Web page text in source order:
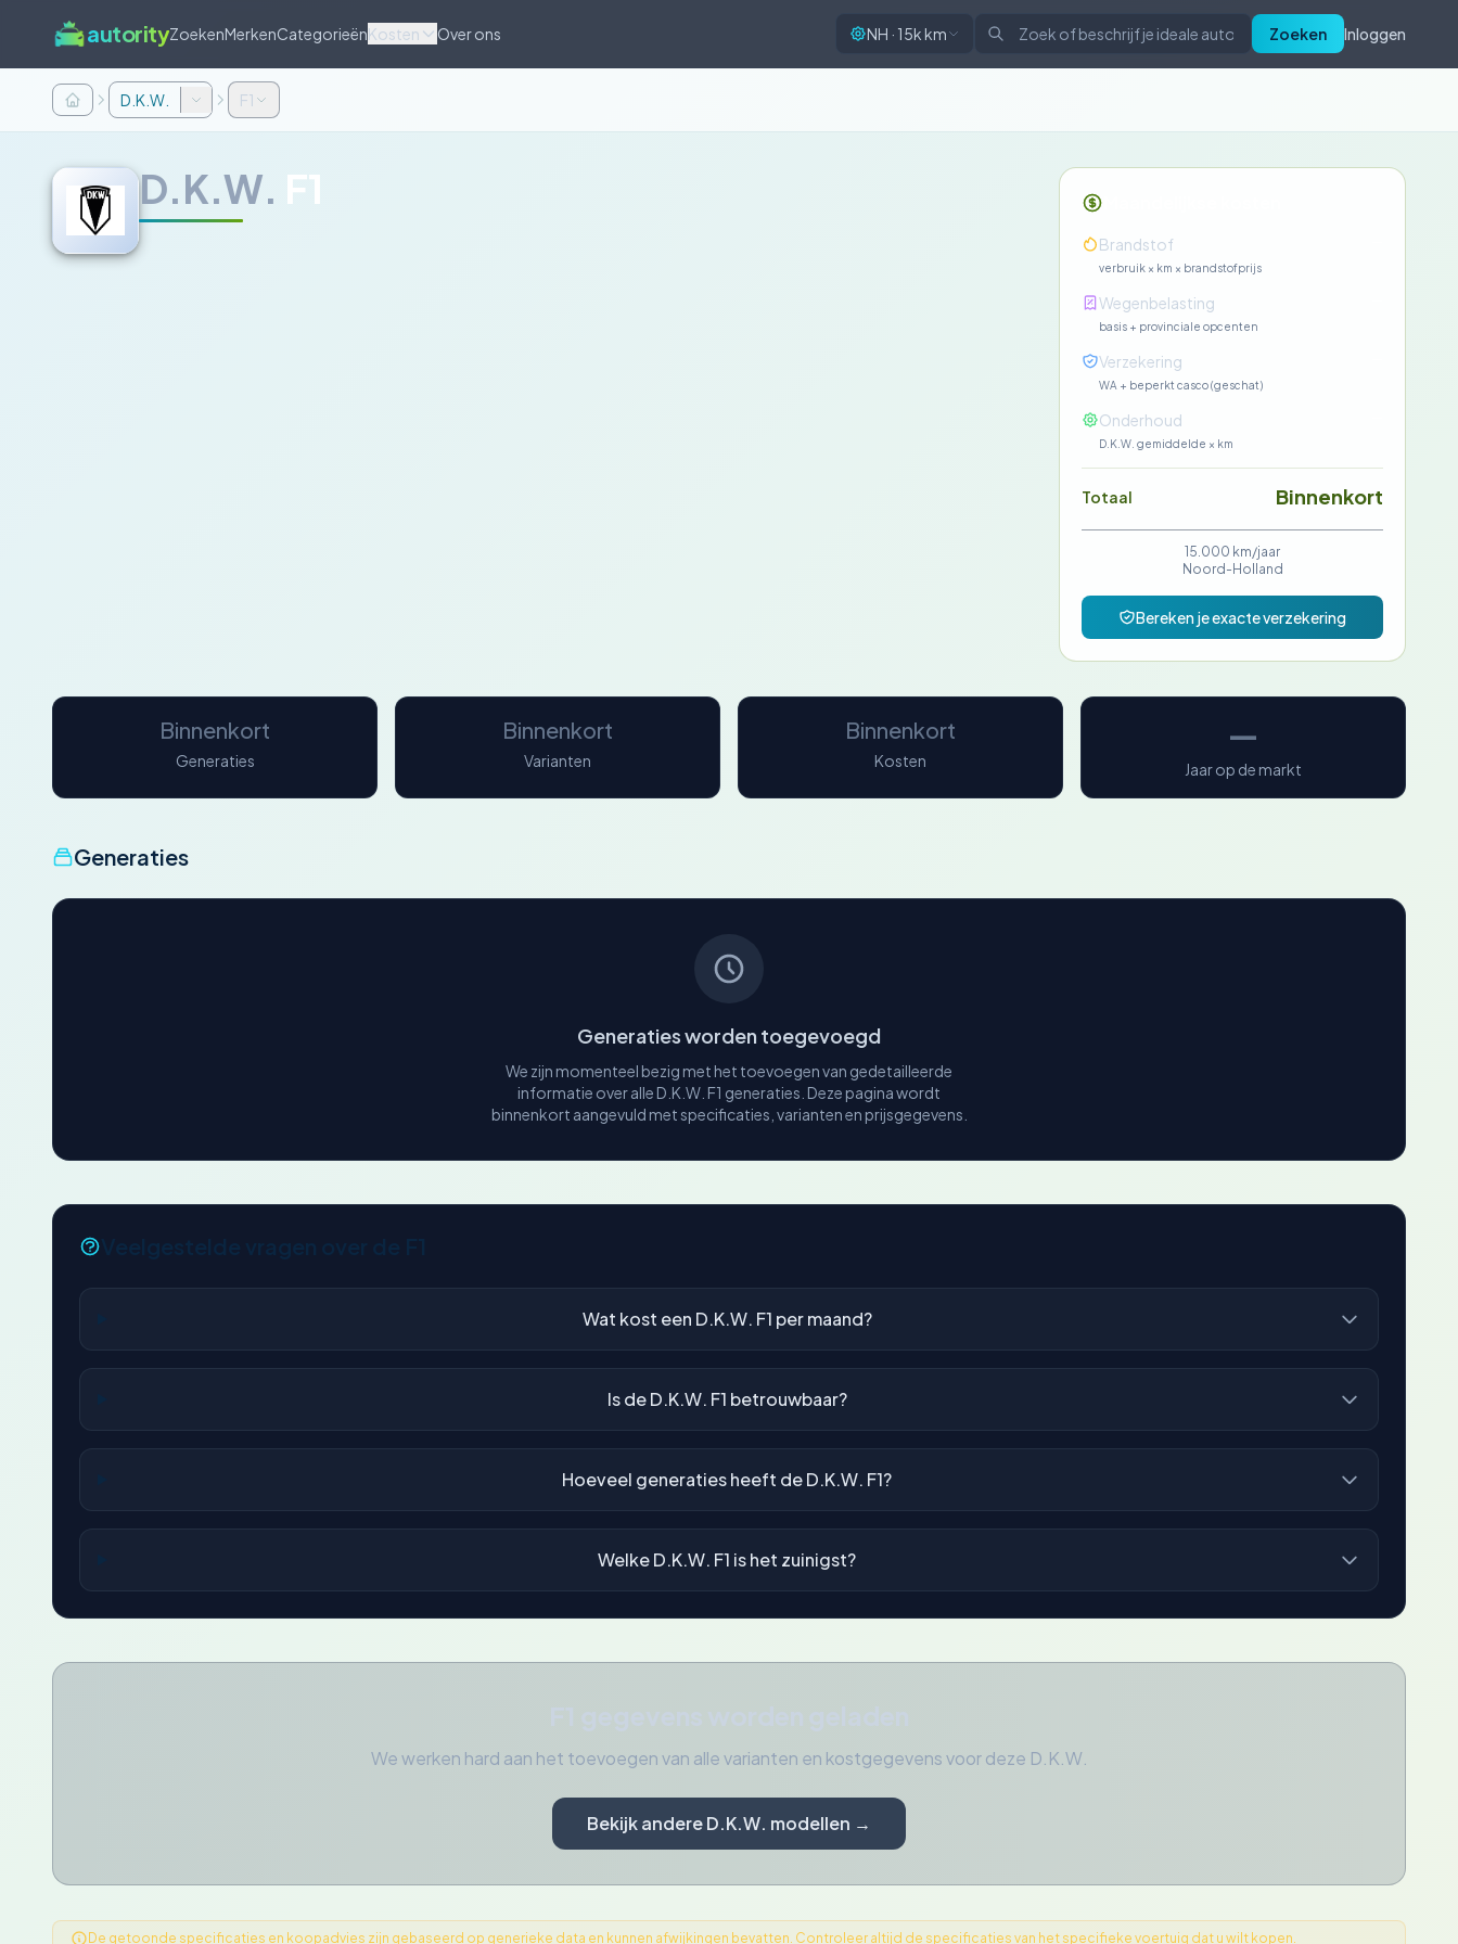
autorityZoekenMerkenCategorieënKosten Over ons NH · 15k km Zoeken Inloggen
D.K.W. F1
D.K.W. F1
Brandstof
verbruik × km × brandstofprijs
Wegenbelasting
basis + provinciale opcenten
Verzekering
WA + beperkt casco (geschat)
Onderhoud
D.K.W. gemiddelde × km
Totaal Binnenkort
15.000 km/jaar
Noord-Holland
Bereken je exacte verzekering
Binnenkort
Generaties
Binnenkort
Varianten
Binnenkort
Kosten
—
Jaar op de markt
Generaties
Generaties worden toegevoegd
We zijn momenteel bezig met het toevoegen van gedetailleerde
informatie over alle D.K.W. F1 generaties. Deze pagina wordt
binnenkort aangevuld met specificaties, varianten en prijsgegevens.
Wat kost een D.K.W. F1 per maand?
Is de D.K.W. F1 betrouwbaar?
Hoeveel generaties heeft de D.K.W. F1?
Welke D.K.W. F1 is het zuinigst?
We werken hard aan het toevoegen van alle varianten en kostgegevens voor deze D.K.W.
Bekijk andere D.K.W. modellen →
De getoonde specificaties en koopadvies zijn gebaseerd op generieke data en kunnen afwijkingen bevatten. Controleer altijd de specificaties van het specifieke voertuig dat u wilt kopen.